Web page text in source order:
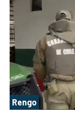
Rengo